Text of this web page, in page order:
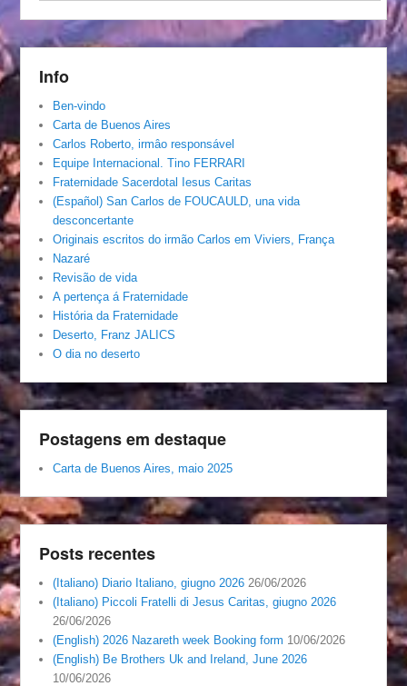
Info
Ben-vindo
Carta de Buenos Aires
Carlos Roberto, irmâo responsável
Equipe Internacional. Tino FERRARI
Fraternidade Sacerdotal Iesus Caritas
(Español) San Carlos de FOUCAULD, una vida
desconcertante
Originais escritos do irmão Carlos em Viviers, França
Nazaré
Revisão de vida
A pertença á Fraternidade
História da Fraternidade
Deserto, Franz JALICS
O dia no deserto
Postagens em destaque
Carta de Buenos Aires, maio 2025
Posts recentes
(Italiano) Diario Italiano, giugno 2026 26/06/2026
(Italiano) Piccoli Fratelli di Jesus Caritas, giugno 2026
26/06/2026
(English) 2026 Nazareth week Booking form 10/06/2026
(English) Be Brothers Uk and Ireland, June 2026
10/06/2026